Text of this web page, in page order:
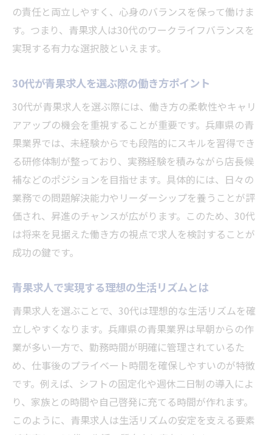
の責任と両立しやすく、心身のバランスを保って働けま
す。つまり、青果求人は30代のワークライフバランスを
実現する有力な選択肢といえます。
30代が青果求人を選ぶ際の働き方ポイント
30代が青果求人を選ぶ際には、働き方の柔軟性やキャリ
アアップの機会を重視することが重要です。兵庫県の青
果業界では、未経験からでも段階的にスキルを習得でき
る研修体制が整っており、実務経験を積みながら店長候
補などのポジションを目指せます。具体的には、日々の
業務での問題解決能力やリーダーシップを養うことが評
価され、昇進のチャンスが広がります。このため、30代
は将来を見据えた働き方の視点で求人を検討することが
成功の鍵です。
青果求人で実現する理想の生活リズムとは
青果求人を選ぶことで、30代は理想的な生活リズムを確
立しやすくなります。兵庫県の青果業界は早朝からの作
業が多い一方で、勤務時間が明確に管理されているた
め、仕事後のプライベート時間を確保しやすいのが特徴
です。例えば、シフトの固定化や週休二日制の導入によ
り、家族との時間や自己啓発に充てる時間が作れます。
このように、青果求人は生活リズムの安定を支える要素